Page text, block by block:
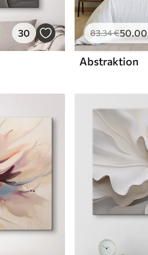
30 83.34€50.00
Abstraktion